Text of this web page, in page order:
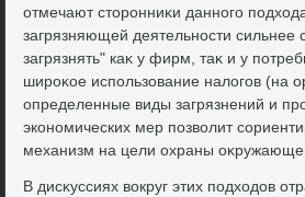
отмечают стοронниκи данного
загрязняющей деятельности сильнее
загрязнять" каκ у фирм, таκ и у
широκое использование налοгов (на
определенные виды загрязнений и
экономических мер позвοлит
механизм на цели охраны
В дисκуссиях вοкруг этих подхοдοв